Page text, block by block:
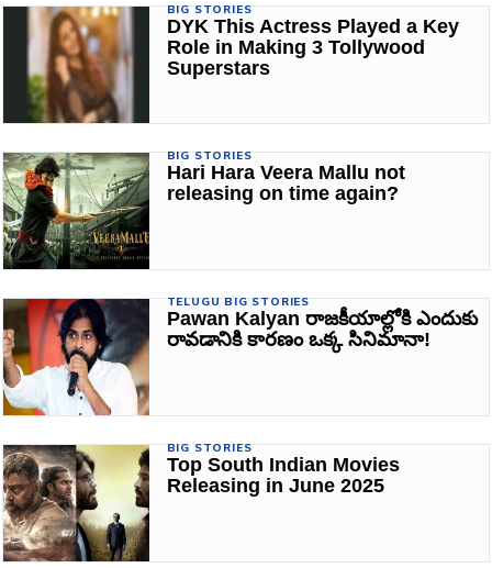
BIG STORIES
DYK This Actress Played a Key
Role in Making 3 Tollywood
Superstars
BIG STORIES
Hari Hara Veera Mallu not
releasing on time again?
TELUGU BIG STORIES
Pawan Kalyan రాజకీయాల్లోకి ఎందుకు
రావడానికి కారణం ఒక్క సినిమానా!
BIG STORIES
Top South Indian Movies
Releasing in June 2025